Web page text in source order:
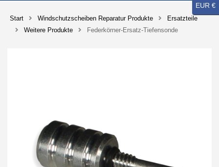
Start Windschutzscheiben Reparatur Produkte
Ersatzteile
Weitere Produkte
Federkörner-Ersatz-Tiefensonde
EUR €